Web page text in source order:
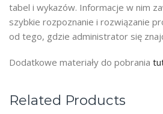
tabel i wykazów. Informacje w nim
szybkie rozpoznanie i rozwiązanie
od tego, gdzie administrator się
Dodatkowe materiały do pobrania
Related Products